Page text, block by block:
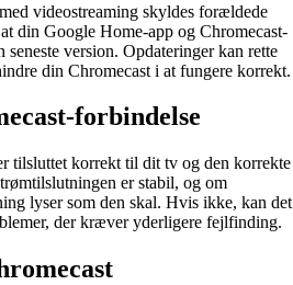
videostreaming skyldes forældede
din Google Home-app og Chromecast-
seneste version. Opdateringer kan rette
din Chromecast i at fungere korrekt.
forbindelse
tilsluttet korrekt til dit tv og den korrekte
er stabil, og om
lyser som den skal. Hvis ikke, kan det
der kræver yderligere fejlfinding.